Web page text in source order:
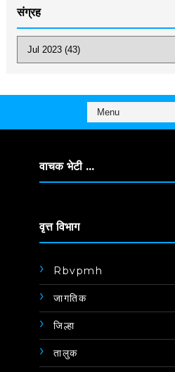
संग्रह
वाचक भेटी ...
वृत्त विभाग
Rbvpmh
जागतिक
जिल्हा
तालुक